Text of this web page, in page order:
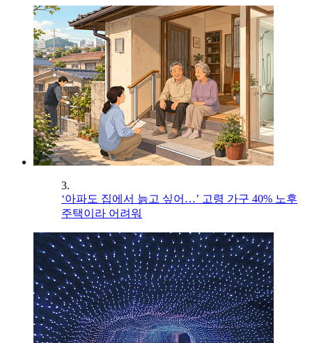
3.
‘아파도 집에서 늙고 싶어…’ 고령 가구 40% 노후
주택이라 어려워